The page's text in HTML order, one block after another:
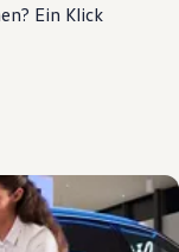
Ein Klick